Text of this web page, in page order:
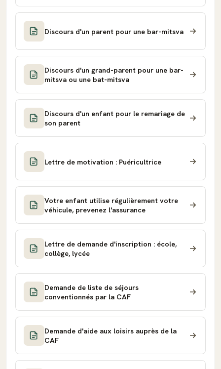
Discours d'un parent pour une bar-mitsva
Discours d'un grand-parent pour une bar-
mitsva ou une bat-mitsva
Discours d'un enfant pour le remariage de
son parent
Lettre de motivation : Puéricultrice
Votre enfant utilise régulièrement votre
véhicule, prevenez l'assurance
Lettre de demande d'inscription : école,
collège, lycée
Demande de liste de séjours
conventionnés par la CAF
Demande d'aide aux loisirs auprès de la
CAF